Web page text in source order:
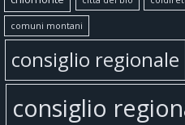
comuni montani
consiglio regionale
consiglio